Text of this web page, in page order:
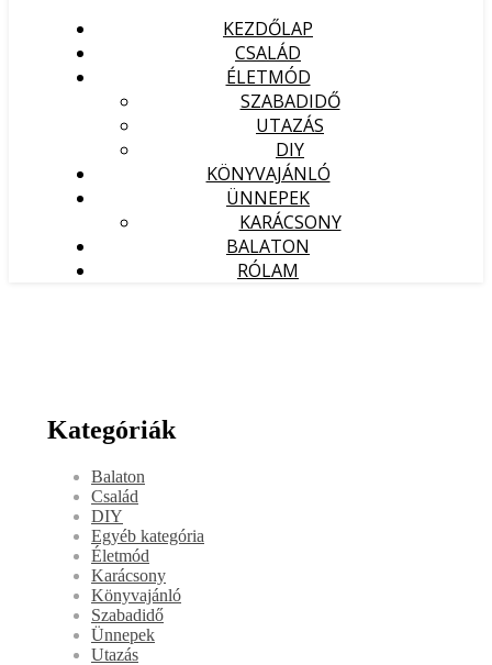
KEZDŐLAP
CSALÁD
ÉLETMÓD
SZABADIDŐ
UTAZÁS
DIY
KÖNYVAJÁNLÓ
ÜNNEPEK
KARÁCSONY
BALATON
RÓLAM
Kategóriák
Balaton
Család
DIY
Egyéb kategória
Életmód
Karácsony
Könyvajánló
Szabadidő
Ünnepek
Utazás